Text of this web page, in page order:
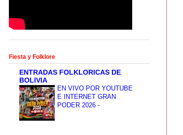
Fiesta y Folklore
ENTRADAS FOLKLORICAS DE
BOLIVIA
EN VIVO POR YOUTUBE
E INTERNET GRAN
PODER 2026 -